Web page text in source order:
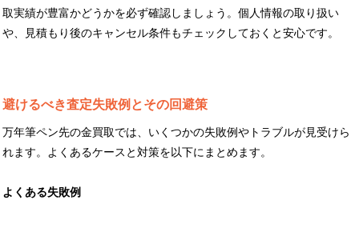
取実績が豊富かどうかを必ず確認しましょう。個人情報の取り扱い
や、見積もり後のキャンセル条件もチェックしておくと安心です。
避けるべき査定失敗例とその回避策
万年筆ペン先の金買取では、いくつかの失敗例やトラブルが見受けら
れます。よくあるケースと対策を以下にまとめます。
よくある失敗例